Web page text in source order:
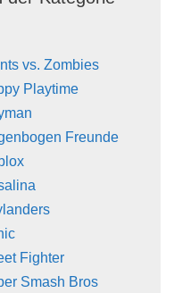
vs. Zombies
Playtime
Freunde
Fighter
Smash Bros